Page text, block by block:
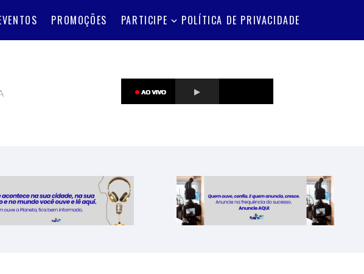
PROMOÇÕES PARTICIPE POLÍTICA DE PRIVACIDADE